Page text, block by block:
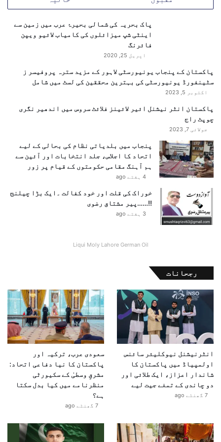
ٹیکنالوجی اور طبی سہولیات پر خصوصی توجہ دی ہے۔
جدید ٹیکنالوجی اور اسمارٹ
مانیٹرنگ
سعودی حکام نے اس سال ہجوم اور موسم کی نگرانی کے لیے
جدید اسمارٹ ٹیکنالوجی کا استعمال بھی بڑھا دیا ہے۔
ہیٹ سینسرز نصب کیے گئے ہیں تاکہ ہجوم، درجہ حرارت اور
طبی ایمرجنسی کی صورتحال پر مسلسل نظر رکھی جا سکے۔
موسم، راستوں، طبی سہولیات اور ہنگامی ہدایات سے
ے
پاک بحریہ کی شمالی بحیرۂ عرب میں زمین سے
اینٹی شپ میزائلوں کی کامیاب لائیو ویپن
فائرنگ
اپریل 25, 2020
پاکستان کے پنجاب یونیورسٹی لاہور کے مزید سترہ پروفیسر ز
سٹینفورڈ یونیورسٹی کی بہترین محققین کی لسٹ میں شامل
اکتوبر 5, 2023
پاکستان انٹر نیشنل ائیر لائینز فلائٹ سروس میں اندھیر نگری
چوپٹ راج
جولائی 7, 2023
پنجاب میں بلدیاتی نظام کی بحالی کے لیے
اتحاد کا اجلاس، جلد انتخابات اور آئین سے
ہم آہنگ مقامی حکومتوں کے قیام پر زور
4 ہفتے ago
خوراک کی قلت اور خود کفالت ۔ایک بڑا چیلنج
!!……پیر مشتاق رضوی
3 ہفتے ago
Liqui Moly Lahore German Oil
رجحانات
انٹرنیشنل نیوکلیئر سائنس
اولمپیاڈ میں پاکستان کا
شاندار اعزاز، ایک طلائی اور
دو چاندی کے تمغے جیت لیے
7 گھنٹے ago
سعودی عرب، ترکیہ اور
پاکستان کا نیا دفاعی اتحاد:
مشرقِ وسطیٰ کے سکیورٹی
منظرنامے میں کیا بدل سکتا
ہے؟
7 گھنٹے ago